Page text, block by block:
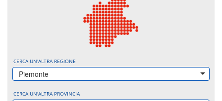
CERCA UN'ALTRA REGIONE
Piemonte
CERCA UN'ALTRA PROVINCIA